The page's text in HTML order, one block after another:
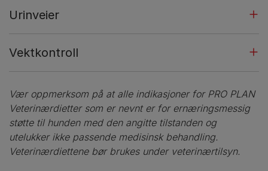
Urinveier
Vektkontroll
Vær oppmerksom på at alle indikasjoner for PRO PLAN
Veterinærdietter som er nevnt er for ernæringsmessig
støtte til hunden med den angitte tilstanden og
utelukker ikke passende medisinsk behandling.
Veterinærdiettene bør brukes under veterinærtilsyn.